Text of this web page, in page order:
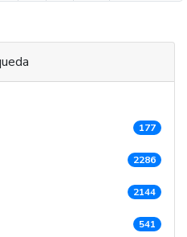
177
2286
2144
541